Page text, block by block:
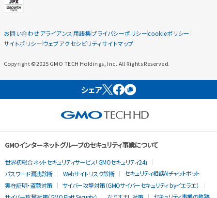
お問い合わせアライアンス 用語集プライバシーポリシーcookieポリシー
サイトポリシー ウェブアクセシビリティサイトマップ
Copyright ©2025 GMO TECH Holdings, Inc. All Rights Reserved.
シェア
GMOインターネットグループのセキュリティ事業について
世界初総合ネットセキュリティサービス「GMOセキュリティ24」
パスワード漏洩診断
Webサイトリスク診断
セキュリティ相談AIチャットボット
実在証明・盗聴対策
サイバー攻撃対策（GMOサイバーセキュリティ byイエラエ）